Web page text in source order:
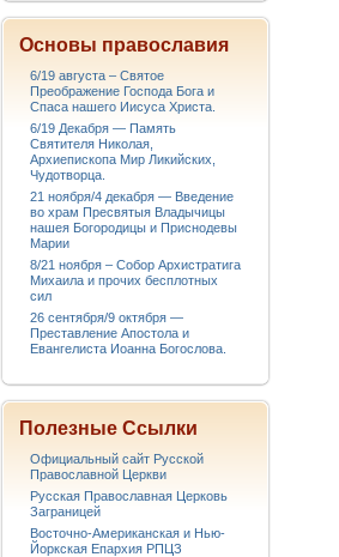
Основы православия
6/19 августа – Святое
Преображение Господа Бога и
Спаса нашего Иисуса Христа.
6/19 Декабря — Память
Святителя Николая,
Архиепископа Мир Ликийских,
Чудотворца.
21 ноября/4 декабря — Введение
во храм Пресвятыя Владычицы
нашея Богородицы и Приснодевы
Марии
8/21 ноября – Собор Архистратига
Михаила и прочих бесплотных
сил
26 сентября/9 октября —
Преставление Апостола и
Евангелиста Иоанна Богослова.
Полезные Ссылки
Официальный сайт Русской
Православной Церкви
Русская Православная Церковь
Заграницей
Восточно-Американская и Нью-
Йоркская Епархия РПЦЗ